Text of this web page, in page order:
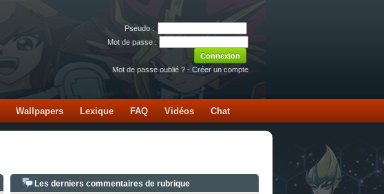
Pseudo :
Mot de passe :
Mot de passe oublié ? - Créer un compte
Wallpapers Lexique FAQ Vidéos Chat
Les derniers commentaires de rubrique